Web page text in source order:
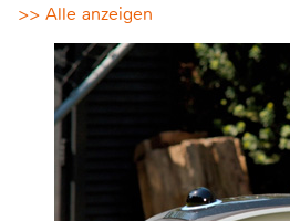
>> Alle anzeigen